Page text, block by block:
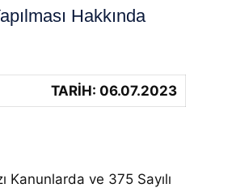
Hakkında
TARİH: 06.07.2023
Kanunlarda ve 375 Sayılı